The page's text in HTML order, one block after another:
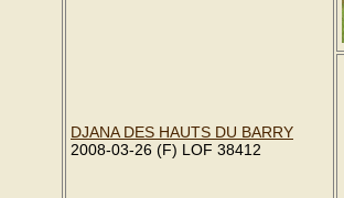
DJANA DES HAUTS DU BARRY
2008-03-26 (F) LOF 38412